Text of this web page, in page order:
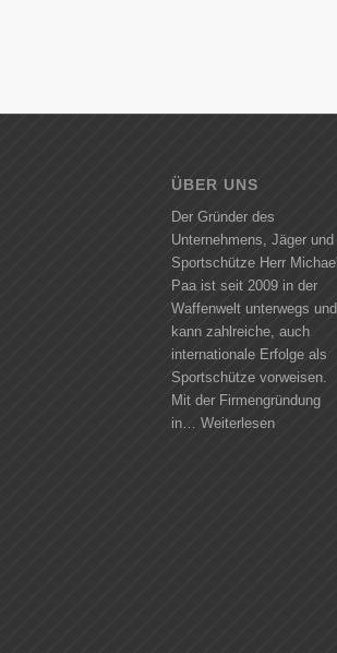
ÜBER UNS
Der Gründer des
Unternehmens, Jäger und
Sportschütze Herr Michael
Paa ist seit 2009 in der
Waffenwelt unterwegs und
kann zahlreiche, auch
internationale Erfolge als
Sportschütze vorweisen.
Mit der Firmengründung
in… Weiterlesen